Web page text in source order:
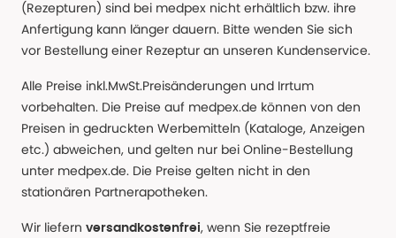
(Rezepturen) sind bei medpex nicht erhältlich bzw. ihre
Anfertigung kann länger dauern. Bitte wenden Sie sich
vor Bestellung einer Rezeptur an unseren Kundenservice.
Alle Preise inkl.MwSt.Preisänderungen und Irrtum
vorbehalten. Die Preise auf medpex.de können von den
Preisen in gedruckten Werbemitteln (Kataloge, Anzeigen
etc.) abweichen, und gelten nur bei Online-Bestellung
unter medpex.de. Die Preise gelten nicht in den
stationären Partnerapotheken.
Wir liefern versandkostenfrei, wenn Sie rezeptfreie